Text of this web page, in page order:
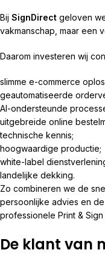
Bij SignDirect geloven
vakmanschap, maar een
Daarom investeren wij
slimme e-commerce
geautomatiseerde
AI-ondersteunde
uitgebreide online
technische kennis;
hoogwaardige productie;
white-label
landelijke dekking.
Zo combineren we de
persoonlijke advies en
professionele Print &
De klant van